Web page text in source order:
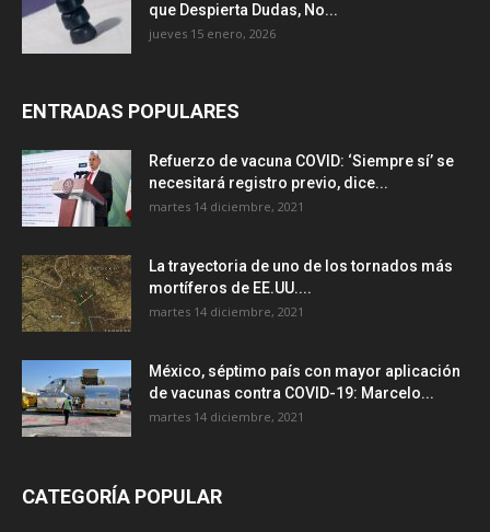
que Despierta Dudas, No...
jueves 15 enero, 2026
ENTRADAS POPULARES
Refuerzo de vacuna COVID: ‘Siempre sí’ se
necesitará registro previo, dice...
martes 14 diciembre, 2021
La trayectoria de uno de los tornados más
mortíferos de EE.UU....
martes 14 diciembre, 2021
México, séptimo país con mayor aplicación
de vacunas contra COVID-19: Marcelo...
martes 14 diciembre, 2021
CATEGORÍA POPULAR